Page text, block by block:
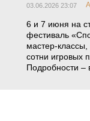
03.06.2026 23:07
6 и 7 июня на
фестиваль
мастер-
сотни игровых
Подробности –